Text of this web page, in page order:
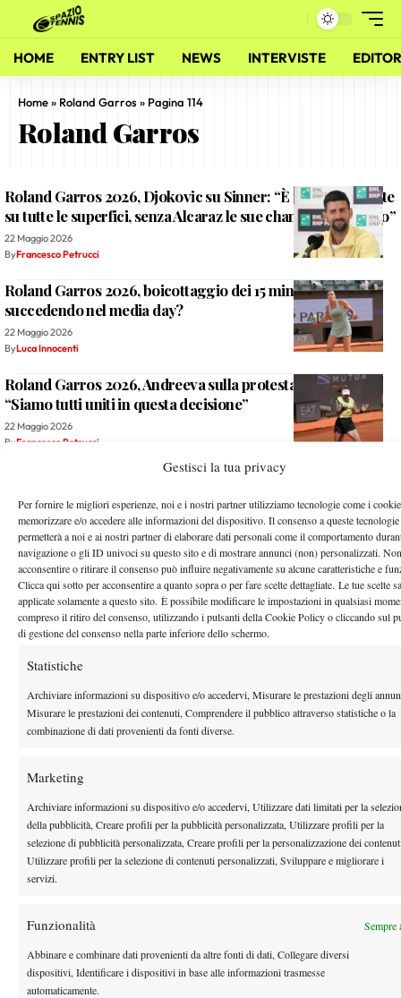
Gestisci la tua privacy
Per fornire le migliori esperienze, noi e i nostri partner utilizziamo tecnologie come i
memorizzare e/o accedere alle informazioni del dispositivo. Il consenso a queste tecnologie
permetterà a noi e ai nostri partner di elaborare dati personali come il comportamento
navigazione o gli ID univoci su questo sito e di mostrare annunci (non) personalizzati. Non
acconsentire o ritirare il consenso può influire negativamente su alcune caratteristiche e
Clicca qui sotto per acconsentire a quanto sopra o per fare scelte dettagliate. Le tue scelte
applicate solamente a questo sito. È possibile modificare le impostazioni in qualsiasi
compreso il ritiro del consenso, utilizzando i pulsanti della Cookie Policy o cliccando sul
di gestione del consenso nella parte inferiore dello schermo.
Statistiche
Archiviare informazioni su dispositivo e/o accedervi, Misurare le prestazioni degli
Misurare le prestazioni dei contenuti, Comprendere il pubblico attraverso statistiche o la
combinazione di dati provenienti da fonti diverse.
Marketing
Archiviare informazioni su dispositivo e/o accedervi, Utilizzare dati limitati per la
della pubblicità, Creare profili per la pubblicità personalizzata, Utilizzare profili per la
selezione di pubblicità personalizzata, Creare profili per la personalizzazione dei
Utilizzare profili per la selezione di contenuti personalizzati, Sviluppare e migliorare i
servizi.
Funzionalità Sempre
Abbinare e combinare dati provenienti da altre fonti di dati, Collegare diversi
dispositivi, Identificare i dispositivi in base alle informazioni trasmesse
automaticamente.
HOME ENTRY LIST NEWS INTERVISTE
Home» Roland Garros» Pagina 114
Roland Garros
Roland Garros 2026, Djokovic su Sinner: “È impressionante
su tutte le superfici, senza Alcaraz le sue chance aumentano”
22 Maggio 2026
ByFrancesco Petrucci
Roland Garros 2026, boicottaggio dei 15 minuti: cosa sta
succedendo nel media day?
22 Maggio 2026
ByLuca Innocenti
Roland Garros 2026, Andreeva sulla protesta dei tennisti:
“Siamo tutti uniti in questa decisione”
22 Maggio 2026
ByFrancesco Petrucci
Chi è Federico Cinà, il giovane siciliano all’esordio nel main
draw del Roland Garros
22 Maggio 2026
Lapo Castrichella
2 114 115 116 …
X
Youtube